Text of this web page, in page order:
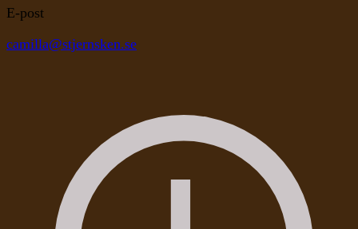
E-post
camilla@stjernsken.se